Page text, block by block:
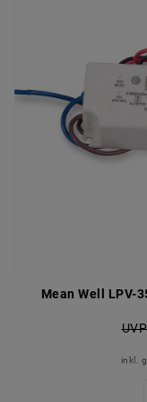
Mean Well LPV-
inkl.